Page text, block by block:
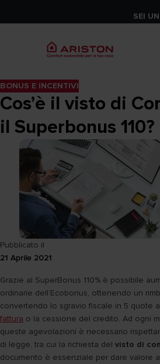
SEI
BONUS E INCENTIVI
Cos’è il visto di
il Superbonus 110?
Pubblicato il
21 Aprile 2021
Grazie al SuperBonus 110% è possibile
ordinarie dell’Ecobonus, ottenendo un
convertendo lo sgravio fiscale in 5 quote
fattura o la cessione del credito. Ad ogni
queste agevolazioni è necessario
di legge, tra cui la richiesta del visto di
documento è essenziale per dare valore